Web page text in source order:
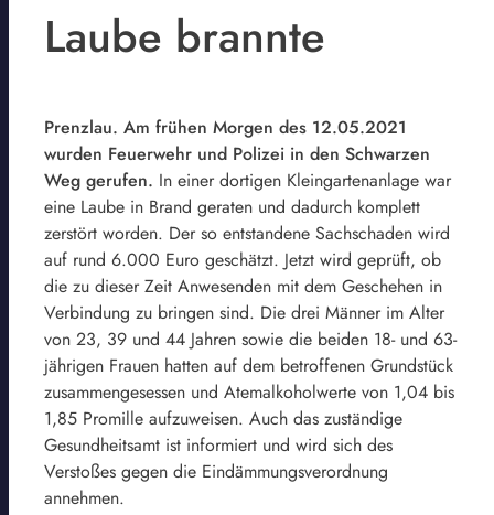
Laube brannte
Prenzlau. Am frühen Morgen des 12.05.2021
wurden Feuerwehr und Polizei in den Schwarzen
Weg gerufen. In einer dortigen Kleingartenanlage war
eine Laube in Brand geraten und dadurch komplett
zerstört worden. Der so entstandene Sachschaden wird
auf rund 6.000 Euro geschätzt. Jetzt wird geprüft, ob
die zu dieser Zeit Anwesenden mit dem Geschehen in
Verbindung zu bringen sind. Die drei Männer im Alter
von 23, 39 und 44 Jahren sowie die beiden 18- und 63-
jährigen Frauen hatten auf dem betroffenen Grundstück
zusammengesessen und Atemalkoholwerte von 1,04 bis
1,85 Promille aufzuweisen. Auch das zuständige
Gesundheitsamt ist informiert und wird sich des
Verstoßes gegen die Eindämmungsverordnung
annehmen.